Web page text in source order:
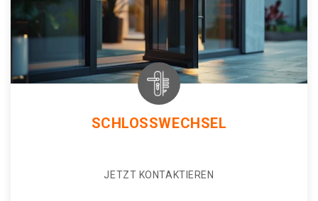
SCHLOSSWECHSEL
JETZT KONTAKTIEREN